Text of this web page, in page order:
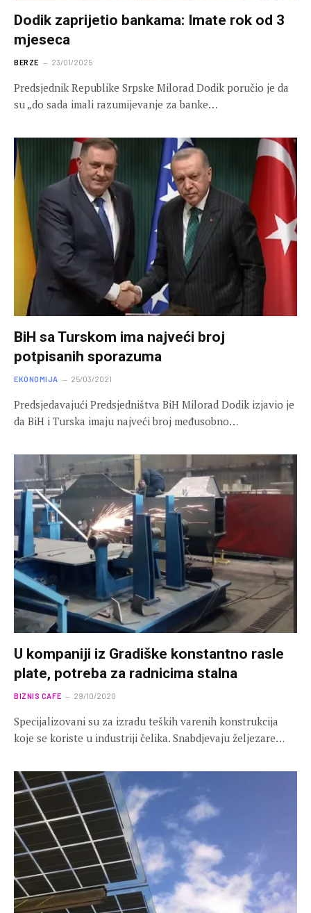
Dodik zaprijetio bankama: Imate rok od 3
mjeseca
BERZE 23/01/2025
Predsjednik Republike Srpske Milorad Dodik poručio je da
su „do sada imali razumijevanje za banke…
BiH sa Turskom ima najveći broj
potpisanih sporazuma
EKONOMIJA 25/03/2021
Predsjedavajući Predsjedništva BiH Milorad Dodik izjavio je
da BiH i Turska imaju najveći broj međusobno…
U kompaniji iz Gradiške konstantno rasle
plate, potreba za radnicima stalna
BIZNIS CAFE 29/10/2020
Specijalizovani su za izradu teških varenih konstrukcija
koje se koriste u industriji čelika. Snabdjevaju željezare…